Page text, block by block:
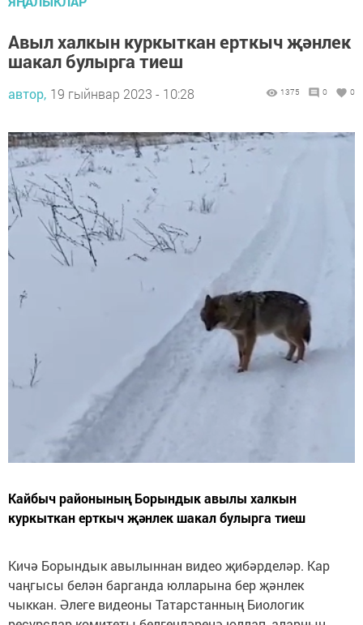
Авыл халкын куркыткан ерткыч җәнлек
шакал булырга тиеш
автор, 19 гыйнвар 2023 - 10:28 1375 0 0
Кайбыч районының Борындык авылы халкын
куркыткан ерткыч җәнлек шакал булырга тиеш
Кичә Борындык авылыннан видео җибәрделәр. Кар
чаңгысы белән барганда юлларына бер җәнлек
чыккан. Әлеге видеоны Татарстанның Биологик